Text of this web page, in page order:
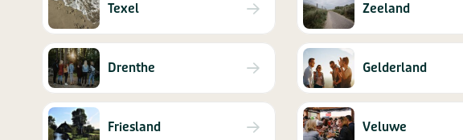
Texel
Drenthe
Friesland
Zeeland
Gelderland
Veluwe